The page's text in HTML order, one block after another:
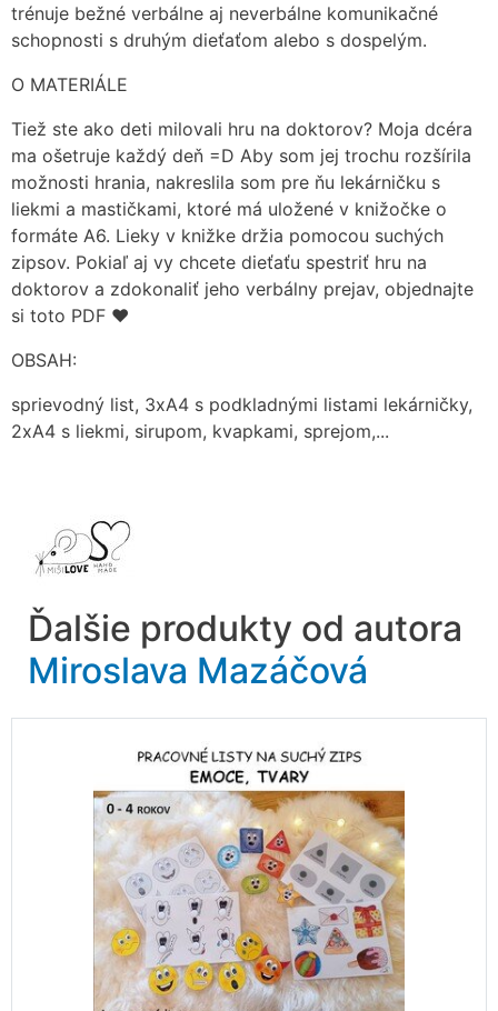
trénuje bežné verbálne aj neverbálne komunikačné
schopnosti s druhým dieťaťom alebo s dospelým.
O MATERIÁLE
Tiež ste ako deti milovali hru na doktorov? Moja dcéra
ma ošetruje každý deň =D Aby som jej trochu rozšírila
možnosti hrania, nakreslila som pre ňu lekárničku s
liekmi a mastičkami, ktoré má uložené v knižočke o
formáte A6. Lieky v knižke držia pomocou suchých
zipsov. Pokiaľ aj vy chcete dieťaťu spestriť hru na
doktorov a zdokonaliť jeho verbálny prejav, objednajte
si toto PDF ❤️
OBSAH:
sprievodný list, 3xA4 s podkladnými listami lekárničky,
2xA4 s liekmi, sirupom, kvapkami, sprejom,...
Ďalšie produkty od autora
Miroslava Mazáčová